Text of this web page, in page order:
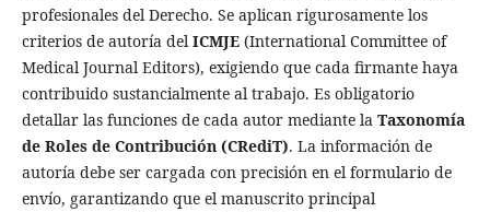
profesionales del Derecho. Se aplican rigurosamente los
criterios de autoría delICMJE(International Committee of
Medical Journal Editors), exigiendo que cada firmante haya
contribuido sustancialmente al trabajo. Es obligatorio
detallar las funciones de cada autor mediante la Taxonomía
de Roles de Contribución (CRediT). La información de
autoría debe ser cargada con precisión en el formulario de
envío, garantizando que el manuscrito principal